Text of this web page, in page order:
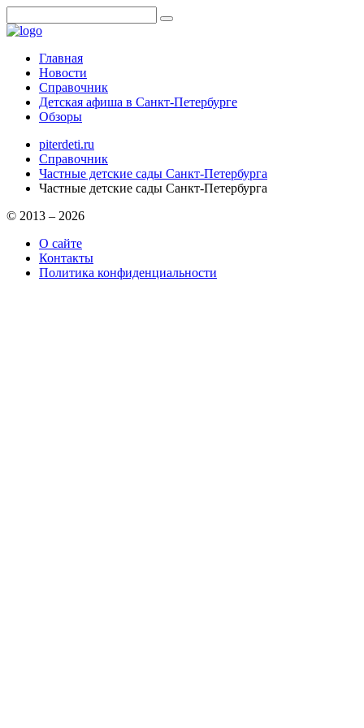
Главная
Новости
Справочник
Детская афиша в Санкт-Петербурге
Обзоры
piterdeti.ru
Справочник
Частные детские сады Санкт-Петербурга
Частные детские сады Санкт-Петербурга
© 2013 – 2026
О сайте
Контакты
Политика конфиденциальности